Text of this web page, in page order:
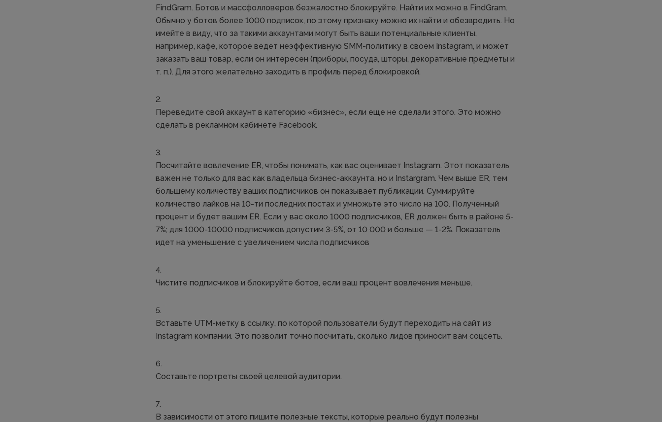
FindGram. Ботов и массфолловеров безжалостно блокируйте. Найти их можно в FindGram.
Обычно у ботов более 1000 подписок, по этому признаку можно их найти и обезвредить. Но
имейте в виду, что за такими аккаунтами могут быть ваши потенциальные клиенты,
например, кафе, которое ведет неэффективную SMM-политику в своем Instagram, и может
заказать ваш товар, если он интересен (приборы, посуда, шторы, декоративные предметы и
т. п.). Для этого желательно заходить в профиль перед блокировкой.
Переведите свой аккаунт в категорию «бизнес», если еще не сделали этого. Это можно
сделать в рекламном кабинете Facebook.
Посчитайте вовлечение ER, чтобы понимать, как вас оценивает Instagram. Этот показатель
важен не только для вас как владельца бизнес-аккаунта, но и Instargram. Чем выше ER, тем
большему количеству ваших подписчиков он показывает публикации. Суммируйте
количество лайков на 10-ти последних постах и умножьте это число на 100. Полученный
процент и будет вашим ER. Если у вас около 1000 подписчиков, ER должен быть в районе 5-
7%; для 1000-10000 подписчиков допустим 3-5%, от 10 000 и больше — 1-2%. Показатель
идет на уменьшение с увеличением числа подписчиков
Чистите подписчиков и блокируйте ботов, если ваш процент вовлечения меньше.
Вставьте UTM-метку в ссылку, по которой пользователи будут переходить на сайт из
Instagram компании. Это позволит точно посчитать, сколько лидов приносит вам соцсеть.
Составьте портреты своей целевой аудитории.
В зависимости от этого пишите полезные тексты, которые реально будут полезны